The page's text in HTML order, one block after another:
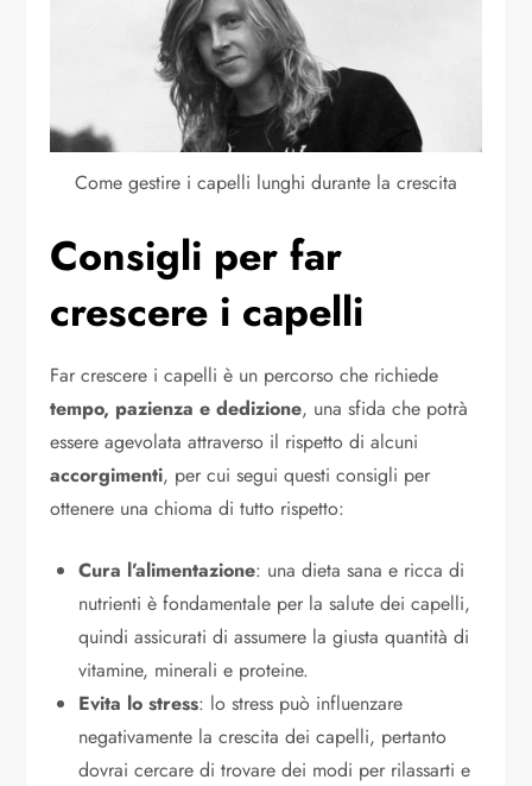
Come gestire i capelli lunghi durante la crescita
Consigli per far
crescere i capelli
Far crescere i capelli è un percorso che richiede
tempo, pazienza e dedizione, una sfida che potrà
essere agevolata attraverso il rispetto di alcuni
accorgimenti, per cui segui questi consigli per
ottenere una chioma di tutto rispetto:
Cura l’alimentazione: una dieta sana e ricca di
nutrienti è fondamentale per la salute dei capelli,
quindi assicurati di assumere la giusta quantità di
vitamine, minerali e proteine.
Evita lo stress: lo stress può influenzare
negativamente la crescita dei capelli, pertanto
dovrai cercare di trovare dei modi per rilassarti e